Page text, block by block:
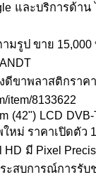
และบริการด้า
มรูป ขาย
ขาพลาสติกราค
item/8133622
(42") LCD
หม่ ราคาเปิดตัว
มี Pixel
ะสบการณ์การรั